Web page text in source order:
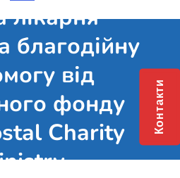
благодійну
від
фонду
Charity
Контакти